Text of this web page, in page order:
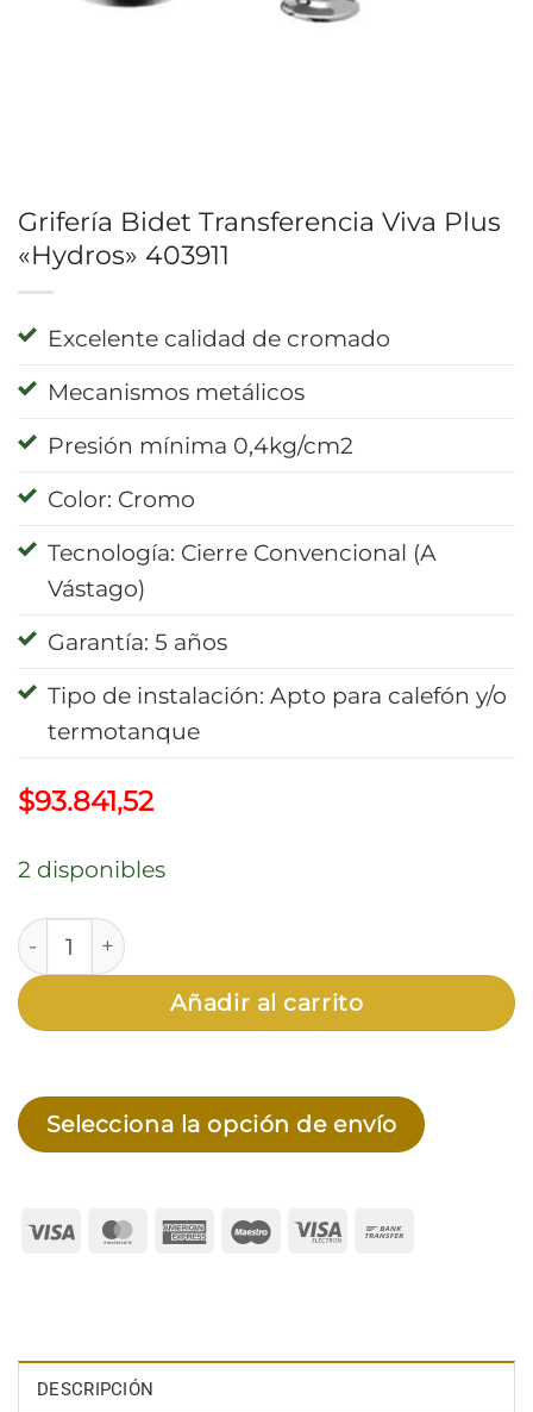
Grifería Bidet Transferencia Viva Plus
«Hydros» 403911
Excelente calidad de cromado
Mecanismos metálicos
Presión mínima 0,4kg/cm2
Color: Cromo
Tecnología: Cierre Convencional (A
Vástago)
Garantía: 5 años
Tipo de instalación: Apto para calefón y/o
termotanque
$93.841,52
2 disponibles
Grifería Bidet Transferencia Viva Plus "Hydros"
Añadir al carrito
Selecciona la opción de envío
Visa MasterCardAmericanMaestroVisa
DESCRIPCIÓN